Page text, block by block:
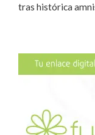
tras histórica